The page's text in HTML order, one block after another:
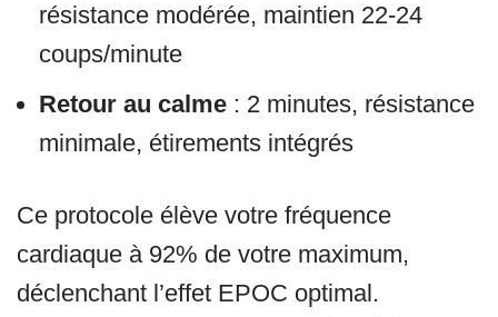
résistance modérée, maintien 22-24
coups/minute
Retour au calme : 2 minutes, résistance
minimale, étirements intégrés
Ce protocole élève votre fréquence
cardiaque à 92% de votre maximum,
déclenchant l’effet EPOC optimal.